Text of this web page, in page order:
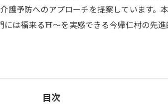
護予防へのアプローチを提案しています
は福来る⛩️～を実感できる今帰仁村の先
目次